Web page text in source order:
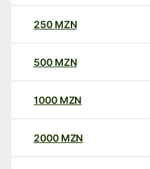
250 MZN
500 MZN
1000 MZN
2000 MZN